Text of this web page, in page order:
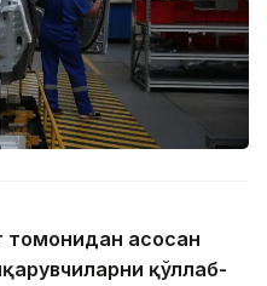
томонидан асосан
қўллаб-